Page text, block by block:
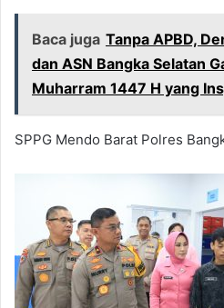
Baca juga Tanpa APBD,
dan ASN Bangka Selatan
Muharram 1447 H yang
SPPG Mendo Barat Polres